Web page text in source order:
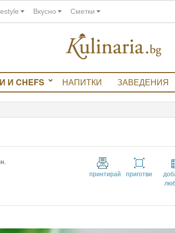
Вкусно Сметки
И CHEFS НАПИТКИ ЗАВЕДЕНИЯ
принтирай приготви